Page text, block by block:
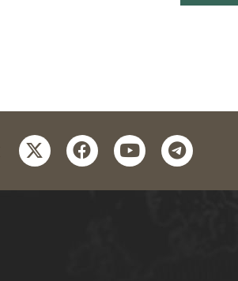
twitterfacebookyoutubetelegram